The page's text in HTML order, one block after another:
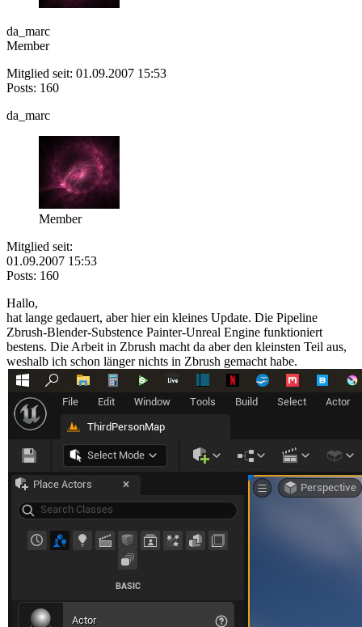
da_marc
Member
Mitglied seit: 01.09.2007 15:53
Posts: 160
da_marc
Member
Mitglied seit:
01.09.2007 15:53
Posts: 160
Hallo,
hat lange gedauert, aber hier ein kleines Update. Die Pipeline
Zbrush-Blender-Substence Painter-Unreal Engine funktioniert
bestens. Die Arbeit in Zbrush macht da aber den kleinsten Teil aus,
weshalb ich schon länger nichts in Zbrush gemacht habe.